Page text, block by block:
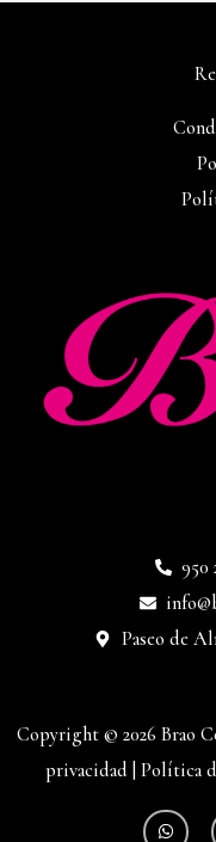
950
Paseo de
Copyright © 2026 Brao
privacidad Política
W
h